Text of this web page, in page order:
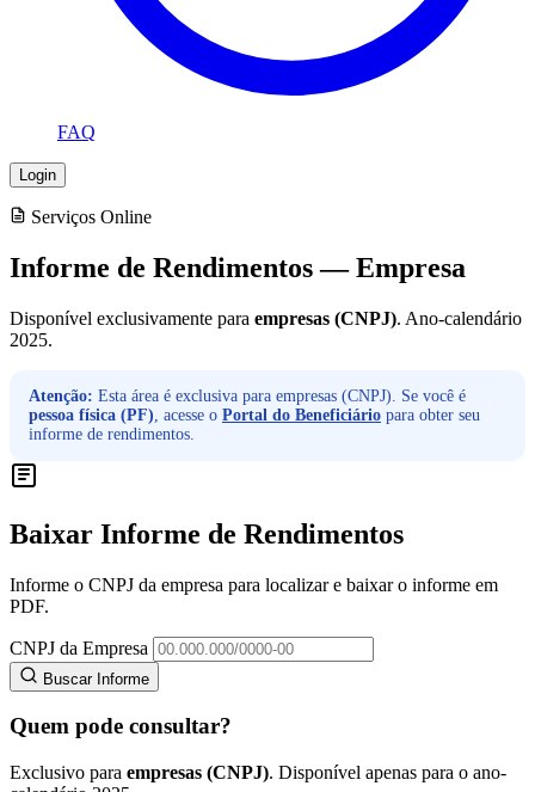
FAQ
Login
Serviços Online
Informe de Rendimentos — Empresa
Disponível exclusivamente para empresas (CNPJ). Ano-calendário
2025.
Atenção: Esta área é exclusiva para empresas (CNPJ). Se você é
pessoa física (PF) , acesse o Portal do Beneficiário para obter seu
informe de rendimentos.
Baixar Informe de Rendimentos
Informe o CNPJ da empresa para localizar e baixar o informe em
PDF.
CNPJ da Empresa
Buscar Informe
Quem pode consultar?
Exclusivo para empresas (CNPJ). Disponível apenas para o ano-